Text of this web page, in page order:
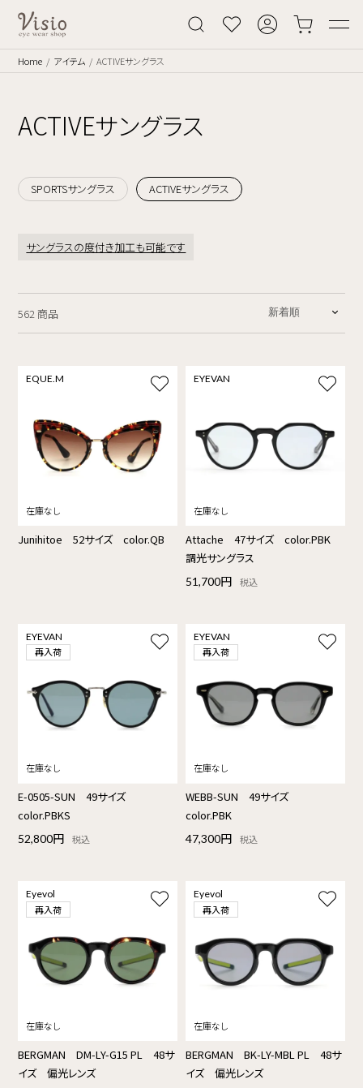
Home アイテム ACTIVEサングラス
ACTIVEサングラス
SPORTSサングラス ACTIVEサングラス
サングラスの度付き加工も可能です
562 商品
EQUE.M
Junihitoe 52サイズ color.QB
EYEVAN
Attache 47サイズ color.PBK
調光サングラス
51,700円 税込
EYEVAN
再入荷
E-0505-SUN 49サイズ
color.PBKS
52,800円 税込
EYEVAN
再入荷
WEBB-SUN 49サイズ
color.PBK
47,300円 税込
Eyevol
再入荷
BERGMAN DM-LY-G15 PL 48サ
イズ 偏光レンズ
Eyevol
再入荷
BERGMAN BK-LY-MBL PL 48サ
イズ 偏光レンズ